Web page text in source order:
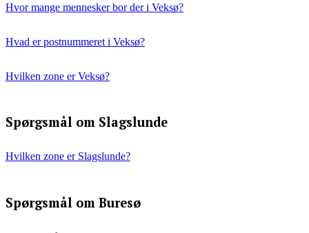
Hvor mange mennesker bor der i Veksø?
Hvad er postnummeret i Veksø?
Hvilken zone er Veksø?
Spørgsmål om Slagslunde
Hvilken zone er Slagslunde?
Spørgsmål om Buresø